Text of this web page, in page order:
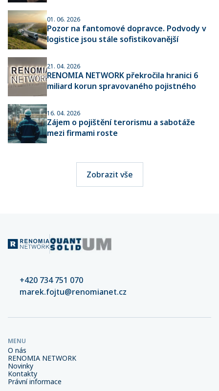
01. 06. 2026
Pozor na fantomové dopravce. Podvody v
logistice jsou stále sofistikovanější
21. 04. 2026
RENOMIA NETWORK překročila hranici 6
miliard korun spravovaného pojistného
16. 04. 2026
Zájem o pojištění terorismu a sabotáže
mezi firmami roste
Zobrazit vše
+420 734 751 070
marek.fojtu@renomianet.cz
MENU
O nás
RENOMIA NETWORK
Novinky
Kontakty
Právní informace